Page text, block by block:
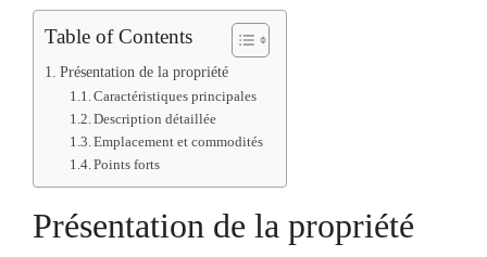
Table of Contents
Présentation de la propriété
Caractéristiques principales
Description détaillée
Emplacement et commodités
Points forts
Présentation de la propriété